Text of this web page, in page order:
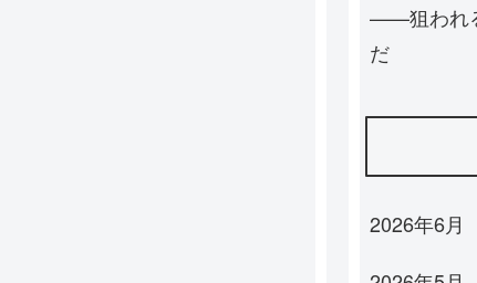
——狙われ
だ
2026年6月